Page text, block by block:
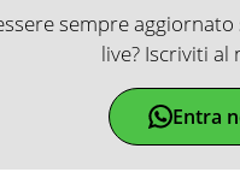
sempre
live? Iscriviti
Entra